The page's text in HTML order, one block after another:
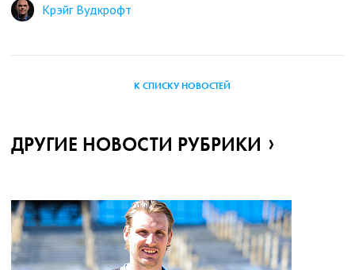
Крэйг Вудкрофт
К СПИСКУ НОВОСТЕЙ
ДРУГИЕ НОВОСТИ РУБРИКИ